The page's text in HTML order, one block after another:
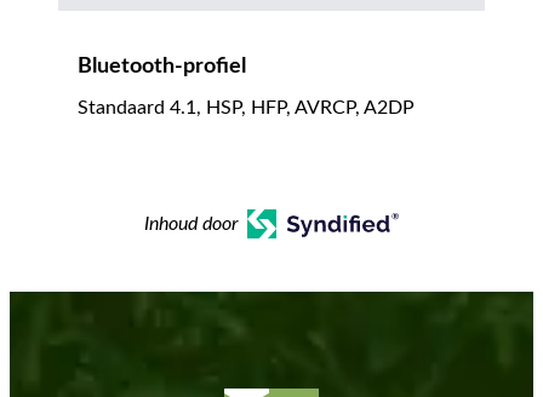
Bluetooth-profiel
Standaard 4.1, HSP, HFP, AVRCP, A2DP
Inhoud door